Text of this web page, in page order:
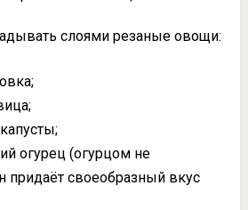
слоями резаные овощи:
огурец (огурцом не
придаёт своеобразный вкус